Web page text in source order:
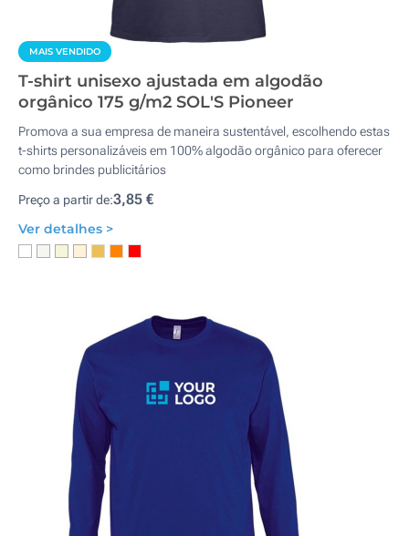
MAIS VENDIDO
T-shirt unisexo ajustada em algodão
orgânico 175 g/m2 SOL'S Pioneer
Promova a sua empresa de maneira sustentável, escolhendo estas
t-shirts personalizáveis em 100% algodão orgânico para oferecer
como brindes publicitários
Preço a partir de:3,85 €
Ver detalhes >